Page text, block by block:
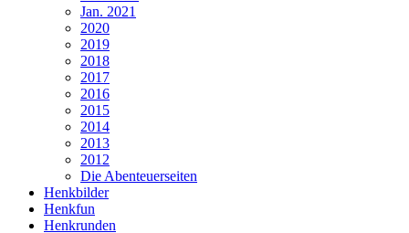
Jan. 2021
2020
2019
2018
2017
2016
2015
2014
2013
2012
Die Abenteuerseiten
Henkbilder
Henkfun
Henkrunden